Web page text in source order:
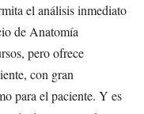
el análisis inmediato
de Anatomía
pero ofrece
con gran
para el paciente. Y es